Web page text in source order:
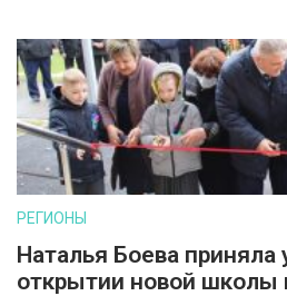
РЕГИОНЫ
Наталья Боева приняла
открытии новой школы